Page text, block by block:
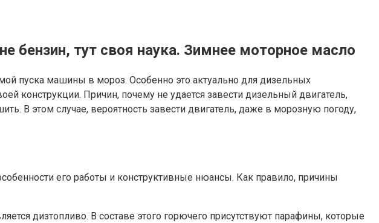
бензин, тут своя наука. Зимнее моторное масло
пуска машины в мороз. Особенно это актуально для дизельных
конструкции. Причин, почему не удается завести дизельный двигатель,
В этом случае, вероятность завести двигатель, даже в морозную погоду,
его работы и конструктивные нюансы. Как правило, причины
дизтопливо. В составе этого горючего присутствуют парафины, которые